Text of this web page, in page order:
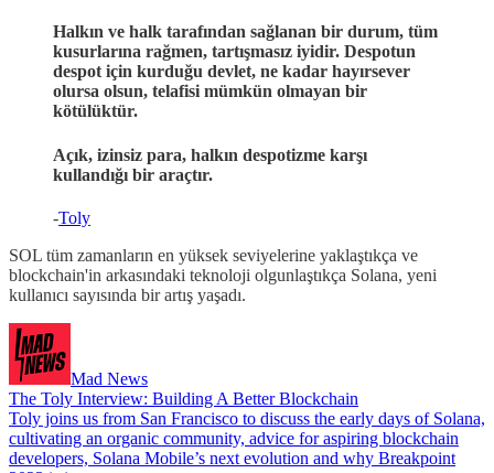
Halkın ve halk tarafından sağlanan bir durum, tüm
kusurlarına rağmen, tartışmasız iyidir. Despotun
despot için kurduğu devlet, ne kadar hayırsever
olursa olsun, telafisi mümkün olmayan bir
kötülüktür.
Açık, izinsiz para, halkın despotizme karşı
kullandığı bir araçtır.
-Toly
SOL tüm zamanların en yüksek seviyelerine yaklaştıkça ve
blockchain'in arkasındaki teknoloji olgunlaştıkça Solana, yeni
kullanıcı sayısında bir artış yaşadı.
Mad News
The Toly Interview: Building A Better Blockchain
Toly joins us from San Francisco to discuss the early days of Solana,
cultivating an organic community, advice for aspiring blockchain
developers, Solana Mobile’s next evolution and why Breakpoint